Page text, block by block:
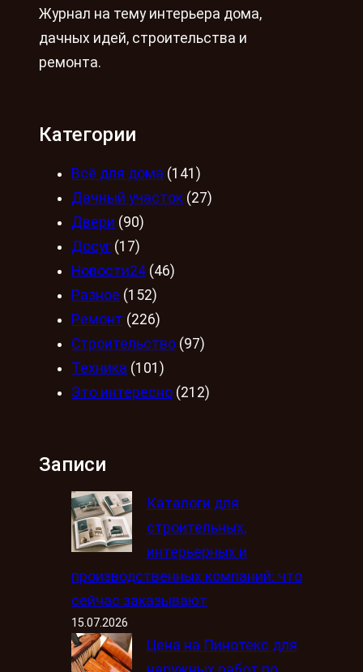
Журнал на тему интерьера дома,
дачных идей, строительства и
ремонта.
Категории
Всё для дома (141)
Дачный участок (27)
Двери (90)
Досуг (17)
Новости24 (46)
Разное (152)
Ремонт (226)
Строительство (97)
Техника (101)
Это интересно (212)
Записи
Каталоги для
строительных,
интерьерных и
производственных компаний: что
сейчас заказывают
15.07.2026
Цена на Пинотекс для